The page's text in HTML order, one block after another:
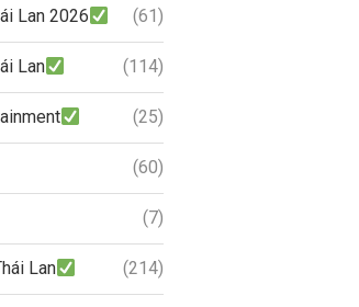
Lan 2026 (61)
Lan (114)
(25)
(60)
(7)
Lan (214)